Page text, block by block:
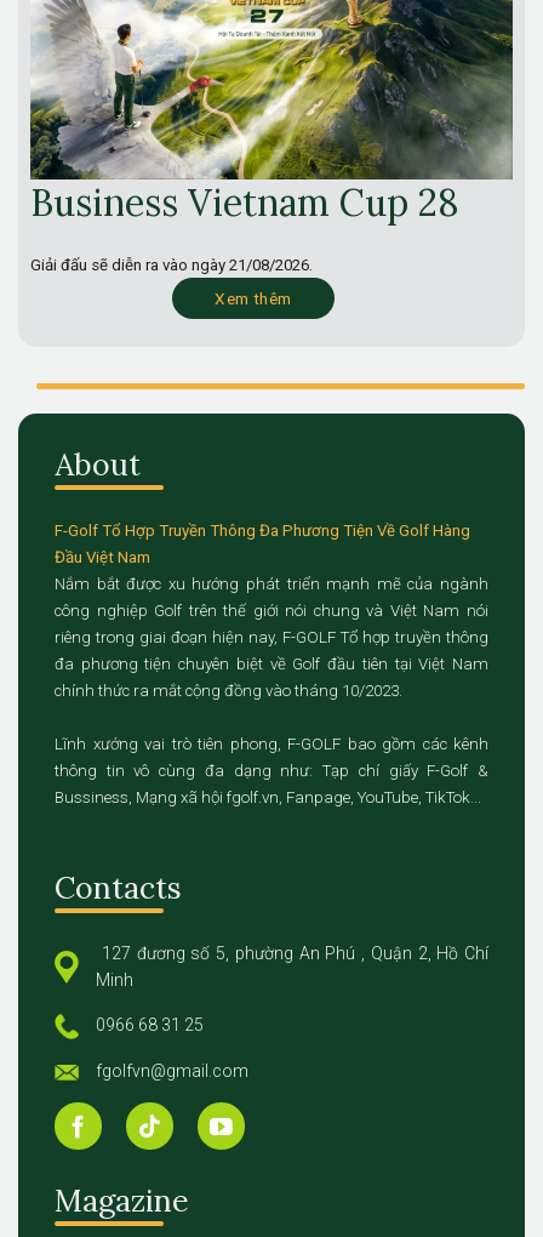
Business Vietnam Cup 28
Giải đấu sẽ diễn ra vào ngày 21/08/2026.
Xem thêm
About
F-Golf Tổ Hợp Truyền Thông Đa Phương Tiện Về Golf Hàng
Đầu Việt Nam
Nắm bắt được xu hướng phát triển mạnh mẽ của ngành
công nghiệp Golf trên thế giới nói chung và Việt Nam nói
riêng trong giai đoạn hiện nay, F-GOLF Tổ hợp truyền thông
đa phương tiện chuyên biệt về Golf đầu tiên tại Việt Nam
chính thức ra mắt cộng đồng vào tháng 10/2023.
Lĩnh xướng vai trò tiên phong, F-GOLF bao gồm các kênh
thông tin vô cùng đa dạng như: Tạp chí giấy F-Golf &
Bussiness, Mạng xã hội fgolf.vn, Fanpage, YouTube, TikTok...
Contacts
127 đương số 5, phường An Phú , Quận 2, Hồ Chí
Minh
0966 68 31 25
fgolfvn@gmail.com
Magazine